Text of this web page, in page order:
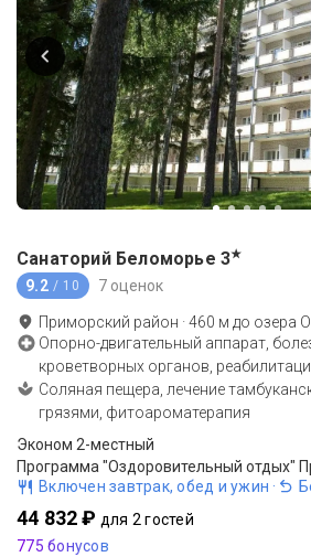
Санаторий Беломорье 3★
9.2 / 10 7 оценок
Приморский район ·460 м до озера
Опорно-двигательный аппарат,
кроветворных органов,
Соляная пещера, лечение
грязями, фитоароматерапия
Эконом 2-местный
Включен завтрак, обед и ужин ·
44 832 ₽ для 2 гостей
775 бонусов